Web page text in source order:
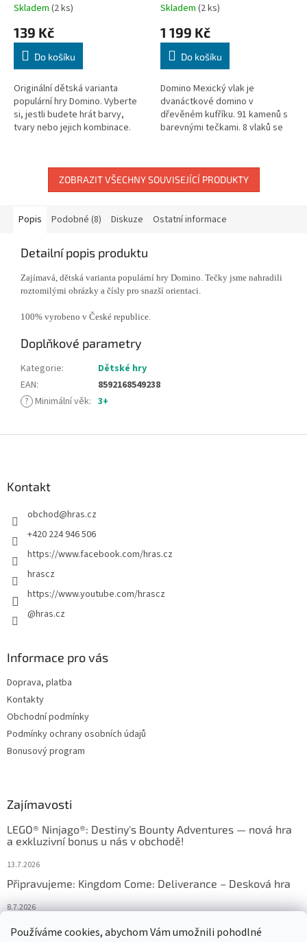
Používáme cookies, abychom Vám umožnili pohodlné
Skladem (2 ks)
139 Kč
Do košíku
Originální dětská varianta
populární hry Domino. Vyberte
si, jestli budete hrát barvy,
tvary nebo jejich kombinace.
Skladem (2 ks)
1 199 Kč
Do košíku
Domino Mexický vlak je
dvanáctkové domino v
dřevěném kufříku. 91 kamenů s
barevnými tečkami. 8 vlaků se
(Mexican Train)...
ZOBRAZIT VŠECHNY SOUVISEJÍCÍ PRODUKTY
Popis Podobné (8) Diskuze Ostatní informace
Detailní popis produktu
Zajímavá, dětská varianta populární hry Domino. Tečky jsme nahradili
roztomilými obrázky a čísly pro snazší orientaci.
100% vyrobeno v České republice.
Doplňkové parametry
Kategorie:
Dětské hry
EAN:
8592168549238
? Minimální věk: 3+
Kontakt
obchod@hras.cz
+420 224 946 506
https://www.facebook.com/hras.cz
hrascz
https://www.youtube.com/hrascz
@hras.cz
Informace pro vás
Doprava, platba
Kontakty
Obchodní podmínky
Podmínky ochrany osobních údajů
Bonusový program
Zajímavosti
LEGO® Ninjago®: Destiny's Bounty Adventures — nová hra
a exkluzivní bonus u nás v obchodě!
13.7.2026
Připravujeme: Kingdom Come: Deliverance – Desková hra
8.7.2026
Nejlepší deskové hry: výběr, který frčí v celém Česku